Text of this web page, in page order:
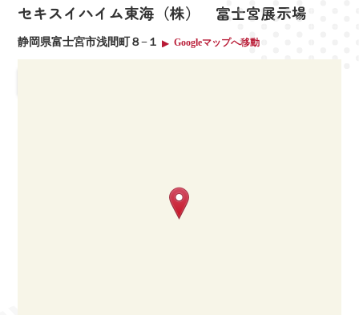
セキスイハイム東海（株） 富士宮展示場
静岡県富士宮市浅間町８−１